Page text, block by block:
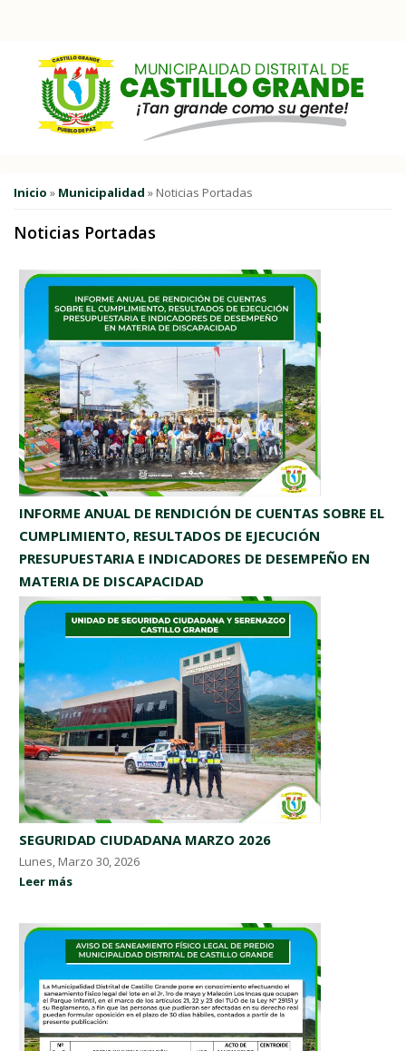
Pasar al contenido principal
Usted está aquí
Inicio » Municipalidad » Noticias Portadas
Noticias Portadas
INFORME ANUAL DE RENDICIÓN DE CUENTAS SOBRE EL
CUMPLIMIENTO, RESULTADOS DE EJECUCIÓN
PRESUPUESTARIA E INDICADORES DE DESEMPEÑO EN
MATERIA DE DISCAPACIDAD
Miércoles, Junio 3, 2026
Leer más
SEGURIDAD CIUDADANA MARZO 2026
Lunes, Marzo 30, 2026
Leer más
Páginas